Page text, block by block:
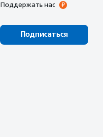
Поддержать нас
Подписаться